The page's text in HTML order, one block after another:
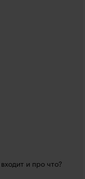
и про что?